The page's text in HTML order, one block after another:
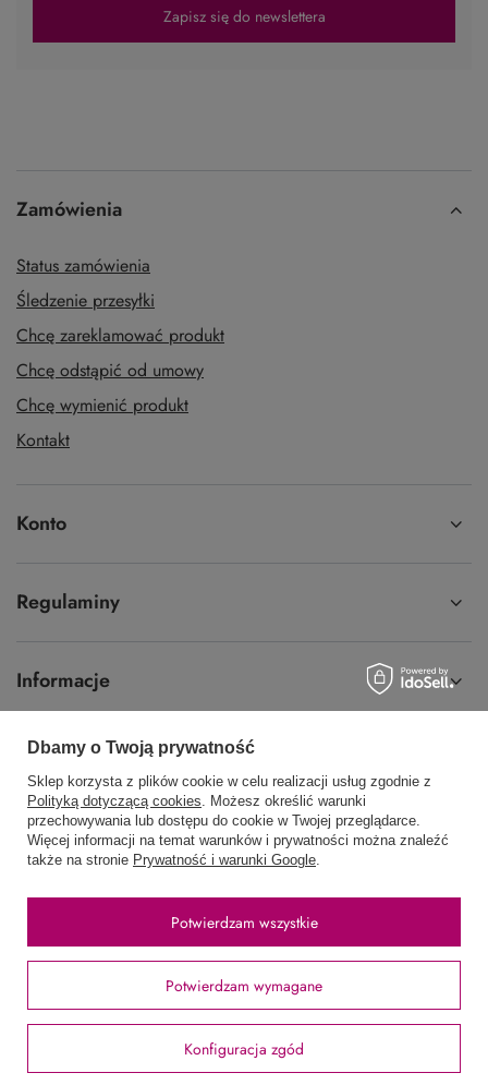
Zapisz się do newslettera
Zamówienia
Status zamówienia
Śledzenie przesyłki
Chcę zareklamować produkt
Chcę odstąpić od umowy
Chcę wymienić produkt
Kontakt
Konto
Regulaminy
Informacje
58 762 91 40 Poniedziałek - Piątek / 8:00 - 15:30
sklep@hurtowniawera.pl Wera,Wodnika 50,80-299Gdańsk
Stawki VAT dla konsumentów z kraju:
Dbamy o Twoją prywatność
Sklep korzysta z plików cookie w celu realizacji usług zgodnie z
Polityką dotyczącą cookies. Możesz określić warunki
przechowywania lub dostępu do cookie w Twojej przeglądarce.
Więcej informacji na temat warunków i prywatności można znaleźć
także na stronie Prywatność i warunki Google.
Potwierdzam wymagane
Konfiguracja zgód
Potwierdzam wszystkie